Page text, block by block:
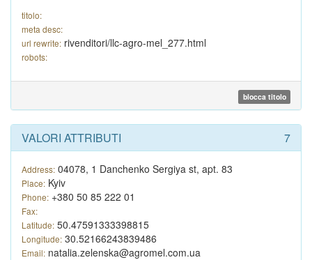
titolo:
meta desc:
url rewrite: rivenditori/llc-agro-mel_277.html
robots:
blocca titolo
VALORI ATTRIBUTI 7
Address: 04078, 1 Danchenko Sergiya st, apt. 83
Place: Kyiv
Phone: +380 50 85 222 01
Fax:
Latitude: 50.47591333398815
Longitude: 30.52166243839486
Email: natalia.zelenska@agromel.com.ua